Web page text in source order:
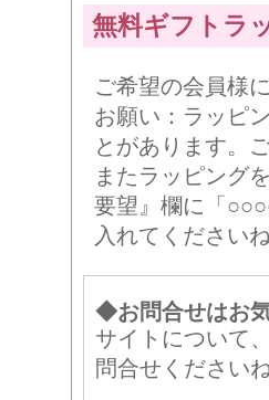
無料ギフトラ
ご希望の会員様
お願い：ラッピ
とがあります。
またラッピング
要望』欄に「
入れてください
◆お問合せはお
サイトについて
問合せください